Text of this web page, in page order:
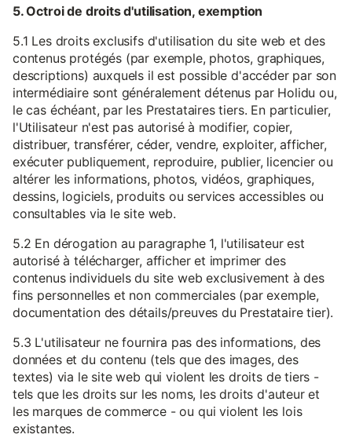
5. Octroi de droits d'utilisation, exemption
5.1 Les droits exclusifs d'utilisation du site web et des
contenus protégés (par exemple, photos, graphiques,
descriptions) auxquels il est possible d'accéder par son
intermédiaire sont généralement détenus par Holidu ou,
le cas échéant, par les Prestataires tiers. En particulier,
l'Utilisateur n'est pas autorisé à modifier, copier,
distribuer, transférer, céder, vendre, exploiter, afficher,
exécuter publiquement, reproduire, publier, licencier ou
altérer les informations, photos, vidéos, graphiques,
dessins, logiciels, produits ou services accessibles ou
consultables via le site web.
5.2 En dérogation au paragraphe 1, l'utilisateur est
autorisé à télécharger, afficher et imprimer des
contenus individuels du site web exclusivement à des
fins personnelles et non commerciales (par exemple,
documentation des détails/preuves du Prestataire tier).
5.3 L'utilisateur ne fournira pas des informations, des
données et du contenu (tels que des images, des
textes) via le site web qui violent les droits de tiers -
tels que les droits sur les noms, les droits d'auteur et
les marques de commerce - ou qui violent les lois
existantes.